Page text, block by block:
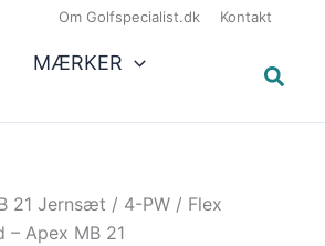
Om Golfspecialist.dk Kontakt
MÆRKER
21 Jernsæt / 4-PW / Flex
– Apex MB 21
3.490,00 kr..
3.141,00 kr..